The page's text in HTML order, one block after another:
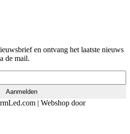
en ontvang het laatste nieuws
de mail.
| Webshop door